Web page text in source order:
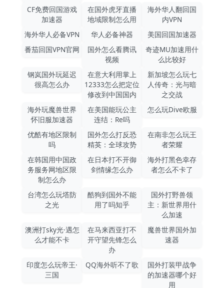
CF免费回国游戏
加速器
在国外虎牙直播
地域限制怎么用
海外华人翻回国
内VPN
海外华人必备VPN
华人必备神器
美国回国加速器
番茄回国VPN官网
国外怎么看腾讯
视频
奇迹MU加速用什
么比较好
钢岚国外玩延迟
很高怎么办
在意大利用掌上
12333怎么把定位
修改到中国国内
新加坡怎么玩七
人传奇：光与暗
之交战
海外玩魔兽世界
怀旧服加速器
在美国能玩公主
连结：Re吗
怎么玩Dive欧服
优酷有地区限制
吗
国外怎么打反恐
精英：全球攻势
在南非怎么玩王
者荣耀
在韩国用中国政
务服务网地区限
制怎么办
在日本打不开御
剑情缘怎么办
海外打黑色幸存
者怎么不卡了
台湾怎么玩塔防
之光
酷狗到国外不能
用了吗知乎
国外打野兽领
主：新世界用什
么加速
澳洲打sky光·遇怎
么才能不卡
在马来西亚打不
开守望先锋怎么
办
魔兽世界国外加
速器
印度怎么玩帝王·
三国
QQ海外听不了歌
国外打装甲战争
的加速器哪个好
用